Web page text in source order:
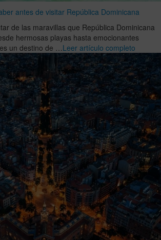
antes de visitar República Dominicana
de las maravillas que República Dominicana
hermosas playas hasta emocionantes
un destino de …Leer artículo completo